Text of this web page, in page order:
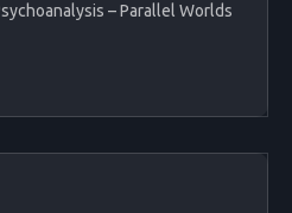
– Parallel Worlds